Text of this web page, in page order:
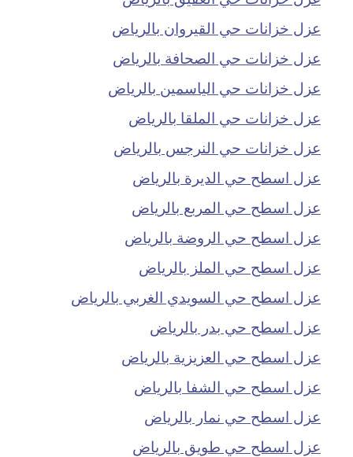
عزل خزانات حي القيروان بالرياض
عزل خزانات حي الصحافة بالرياض
عزل خزانات حي الياسمين بالرياض
عزل خزانات حي الملقا بالرياض
عزل خزانات حي النرجس بالرياض
عزل اسطح حي الديرة بالرياض
عزل اسطح حي المربع بالرياض
عزل اسطح حي الروضة بالرياض
عزل اسطح حي الملز بالرياض
عزل اسطح حي السويدي الغربي بالرياض
عزل اسطح حي بدر بالرياض
عزل اسطح حي العزيزية بالرياض
عزل اسطح حي الشفا بالرياض
عزل اسطح حي نمار بالرياض
عزل اسطح حي طويق بالرياض